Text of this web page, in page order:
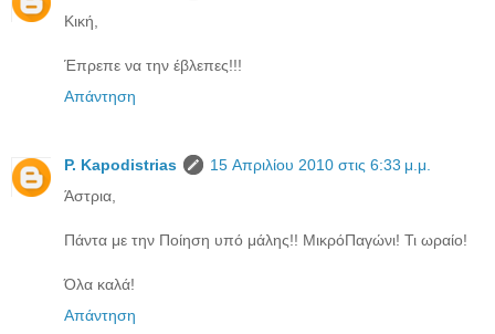
Κική,
Έπρεπε να την έβλεπες!!!
Απάντηση
P. Kapodistrias
15 Απριλίου 2010 στις 6:33 μ.μ.
Άστρια,
Πάντα με την Ποίηση υπό μάλης!! ΜικρόΠαγώνι! Τι ωραίο!
Όλα καλά!
Απάντηση